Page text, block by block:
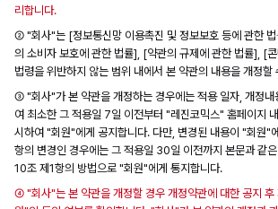
리합니다.
② "회사"는 [정보통신망 이용촉진 및 정보보호 등에 관한
의 소비자 보호에 관한 법률], [약관의 규제에 관한 법률], [
법령을 위반하지 않는 범위 내에서 본 약관의 내용을 개정할
③ "회사"가 본 약관을 개정하는 경우에는 적용 일자, 개정내
여 최소한 그 적용일 7일 이전부터 "레진코믹스" 홈페이지
시하여 "회원"에게 공지합니다. 다만, 변경된 내용이 "회원"
항의 변경인 경우에는 그 적용일 30일 이전까지 본문과 같은
10조 제1항의 방법으로 "회원"에게 통지합니다.
④ "회사"는 본 약관을 개정할 경우 개정약관에 대한 공지 후